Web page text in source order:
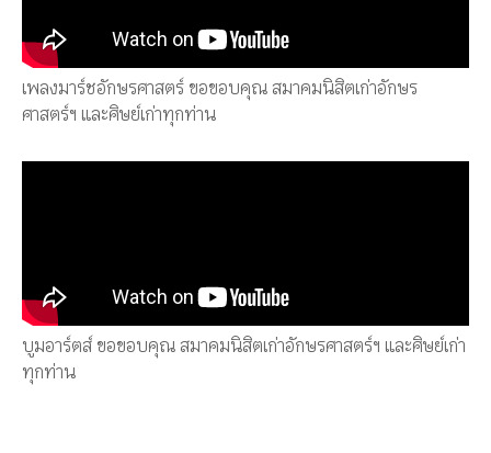
เพลงมาร์ชอักษรศาสตร์ ขอขอบคุณ สมาคมนิสิตเก่าอักษร
ศาสตร์ฯ และศิษย์เก่าทุกท่าน
บูมอาร์ตส์ ขอขอบคุณ สมาคมนิสิตเก่าอักษรศาสตร์ฯ และศิษย์เก่า
ทุกท่าน